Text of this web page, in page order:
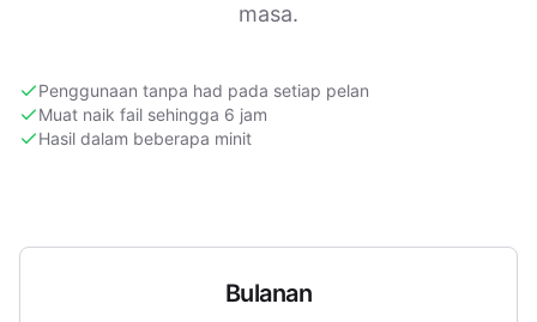
masa.
Penggunaan tanpa had pada setiap pelan
Muat naik fail sehingga 6 jam
Hasil dalam beberapa minit
Bulanan